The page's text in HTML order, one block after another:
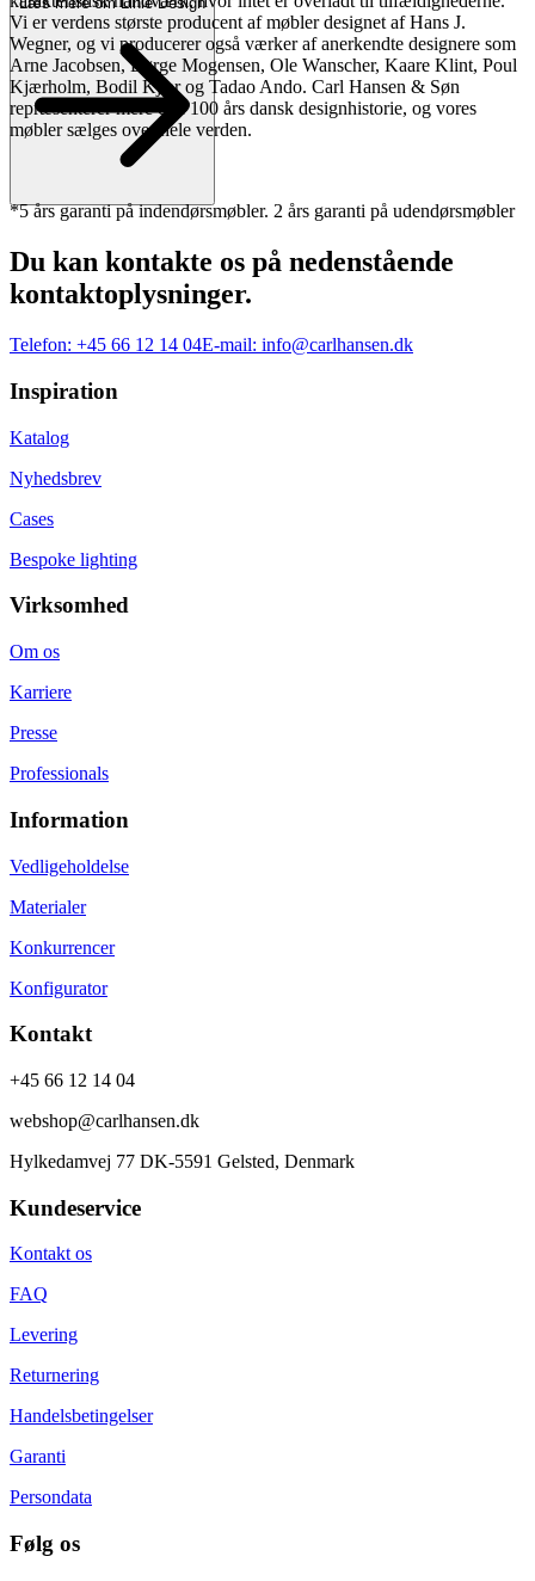
Vi er verdens største producent af møbler designet af Hans J.
Wegner, og vi producerer også værker af anerkendte designere som
Arne Jacobsen, Børge Mogensen, Ole Wanscher, Kaare Klint, Poul
Kjærholm, Bodil Kjær og Tadao Ando. Carl Hansen & Søn
repræsenterer mere end 100 års dansk designhistorie, og vores
møbler sælges over hele verden.
*5 års garanti på indendørsmøbler. 2 års garanti på udendørsmøbler
Du kan kontakte os på nedenstående
kontaktoplysninger.
Telefon: +45 66 12 14 04E-mail: info@carlhansen.dk
Inspiration
Katalog
Nyhedsbrev
Cases
Bespoke lighting
Virksomhed
Om os
Karriere
Presse
Professionals
Information
Vedligeholdelse
Materialer
Konkurrencer
Konfigurator
Kontakt
+45 66 12 14 04
webshop@carlhansen.dk
Hylkedamvej 77 DK-5591 Gelsted, Denmark
Kundeservice
Kontakt os
FAQ
Levering
Returnering
Handelsbetingelser
Garanti
Persondata
Følg os